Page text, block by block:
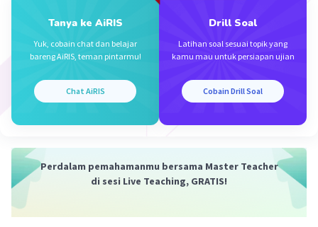
Jawaban terverifikasi
Jawaban yang tepat untuk soal tersebut adalah
Karena termasuk bakteri, dan inti sel bakteri
tidak terbungkus membran inti
Tanya ke AiRIS
Yuk, cobain chat dan belajar
bareng AiRIS, teman pintarmu!
Chat AiRIS
Drill Soal
Latihan soal sesuai topik yang
kamu mau untuk persiapan ujian
Cobain Drill Soal
Perdalam pemahamanmu bersama Master Teacher
di sesi Live Teaching, GRATIS!